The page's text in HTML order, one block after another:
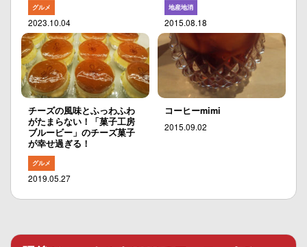
グルメ
2023.10.04
地産地消
2015.08.18
チーズの風味とふっわふわ
がたまらない！「菓子工房
ブルービー」のチーズ菓子
が幸せ過ぎる！
グルメ
2019.05.27
コーヒーmimi
2015.09.02